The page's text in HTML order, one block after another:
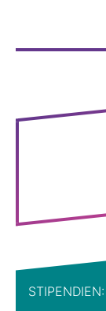
STI­PEN­DIEN: